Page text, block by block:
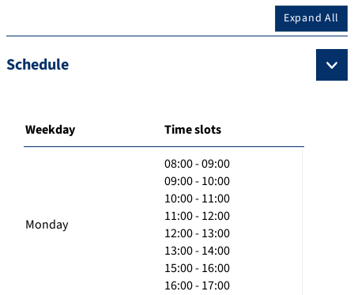
Expand All
Schedule
Weekday Time slots
Monday
08:00 - 09:00
09:00 - 10:00
10:00 - 11:00
11:00 - 12:00
12:00 - 13:00
13:00 - 14:00
15:00 - 16:00
16:00 - 17:00